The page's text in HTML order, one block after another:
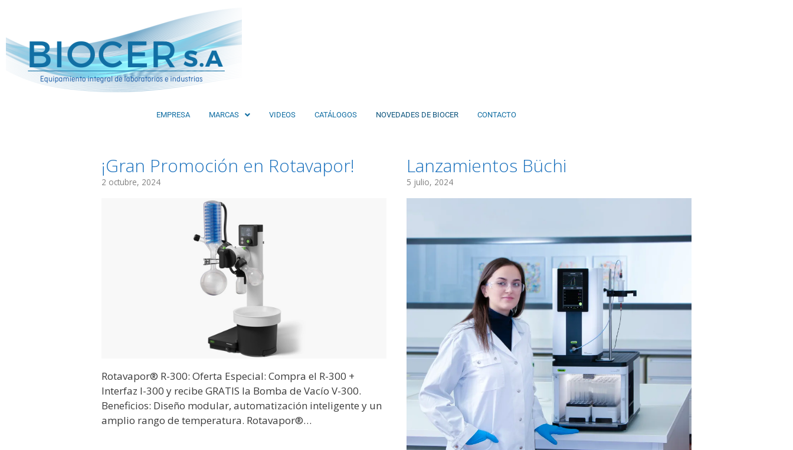
EMPRESA MARCAS VIDEOS CATÁLOGOS NOVEDADES DE BIOCER CONTACTO
¡Gran Promoción en Rotavapor!
2 octubre, 2024
Rotavapor® R-300: Oferta Especial: Compra el R-300 +
Interfaz I-300 y recibe GRATIS la Bomba de Vacío V-300.
Beneficios: Diseño modular, automatización inteligente y un
amplio rango de temperatura. Rotavapor®…
Lanzamientos Büchi
5 julio, 2024